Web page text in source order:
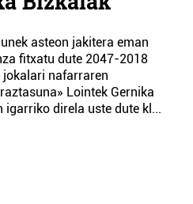
asteon jakitera eman
fitxatu dute 2047-2018
nafarraren
Lointek Gernika
direla uste dute kl...